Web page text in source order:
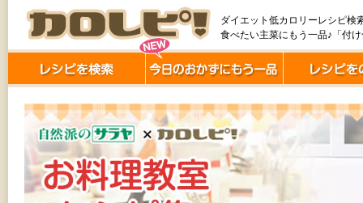
ダイエット低カロリーレシピ検
食べたい主菜にもう一品♪「付